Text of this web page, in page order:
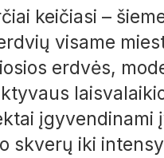
keičiasi –
visame
erdvės,
įgyvendinami
skverų iki